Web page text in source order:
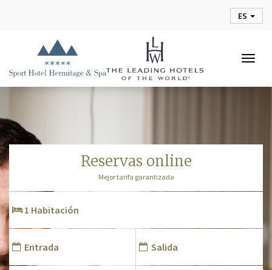
ES
reservas online
Mejor tarifa garantizada